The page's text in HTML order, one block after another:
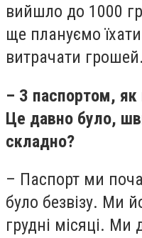
вийшло до 1000
ще плануємо
витрачати грошей.
– З паспортом, як
Це давно було,
складно?
– Паспорт ми
було безвізу. Ми
грудні місяці. Ми